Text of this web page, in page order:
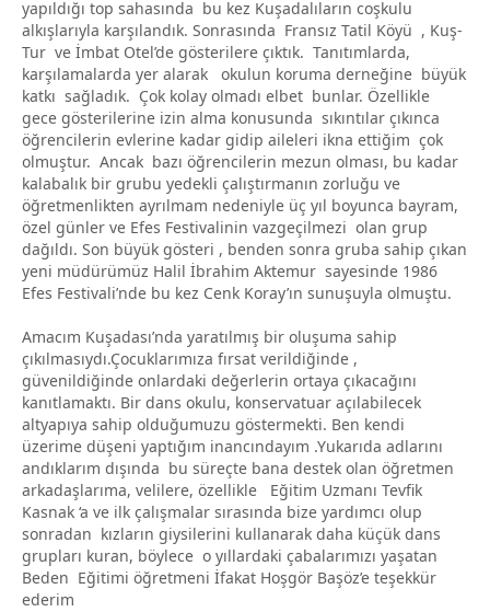
yapıldığı top sahasında bu kez Kuşadalıların coşkulu
alkışlarıyla karşılandık. Sonrasında Fransız Tatil Köyü , Kuş-
Tur ve İmbat Otel’de gösterilere çıktık. Tanıtımlarda,
karşılamalarda yer alarak okulun koruma derneğine büyük
katkı sağladık. Çok kolay olmadı elbet bunlar. Özellikle
gece gösterilerine izin alma konusunda sıkıntılar çıkınca
öğrencilerin evlerine kadar gidip aileleri ikna ettiğim çok
olmuştur. Ancak bazı öğrencilerin mezun olması, bu kadar
kalabalık bir grubu yedekli çalıştırmanın zorluğu ve
öğretmenlikten ayrılmam nedeniyle üç yıl boyunca bayram,
özel günler ve Efes Festivalinin vazgeçilmezi olan grup
dağıldı. Son büyük gösteri , benden sonra gruba sahip çıkan
yeni müdürümüz Halil İbrahim Aktemur sayesinde 1986
Efes Festivali’nde bu kez Cenk Koray’ın sunuşuyla olmuştu.
Amacım Kuşadası’nda yaratılmış bir oluşuma sahip
çıkılmasıydı.Çocuklarımıza fırsat verildiğinde ,
güvenildiğinde onlardaki değerlerin ortaya çıkacağını
kanıtlamaktı. Bir dans okulu, konservatuar açılabilecek
altyapıya sahip olduğumuzu göstermekti. Ben kendi
üzerime düşeni yaptığım inancındayım .Yukarıda adlarını
andıklarım dışında bu süreçte bana destek olan öğretmen
arkadaşlarıma, velilere, özellikle Eğitim Uzmanı Tevfik
Kasnak ‘a ve ilk çalışmalar sırasında bize yardımcı olup
sonradan kızların giysilerini kullanarak daha küçük dans
grupları kuran, böylece o yıllardaki çabalarımızı yaşatan
Beden Eğitimi öğretmeni İfakat Hoşgör Başöz’e teşekkür
ederim